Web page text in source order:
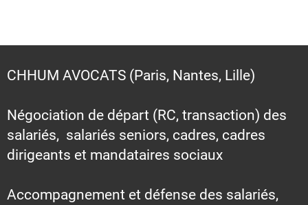
CHHUM AVOCATS (Paris, Nantes, Lille)
Négociation de départ (RC, transaction) des
salariés, salariés seniors, cadres, cadres
dirigeants et mandataires sociaux
Accompagnement et défense des salariés,